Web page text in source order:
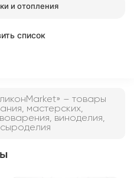
и отопления
список
– товары
мастерских,
виноделия,